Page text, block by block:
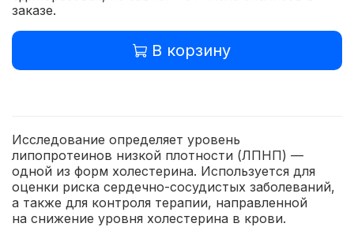
заказе.
В корзину
Исследование определяет уровень
липопротеинов низкой плотности (ЛПНП) —
одной из форм холестерина. Используется для
оценки риска сердечно-сосудистых заболеваний,
а также для контроля терапии, направленной
на снижение уровня холестерина в крови.